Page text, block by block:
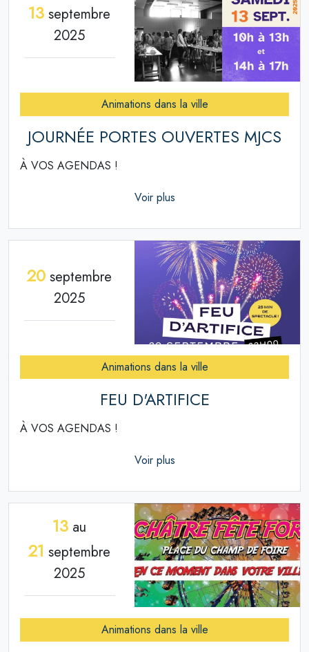
13 septembre
2025
Animations dans la ville
JOURNÉE PORTES OUVERTES MJCS
À VOS AGENDAS !
Voir plus
20 septembre
2025
Animations dans la ville
FEU D'ARTIFICE
À VOS AGENDAS !
Voir plus
13 au
21 septembre
2025
Animations dans la ville